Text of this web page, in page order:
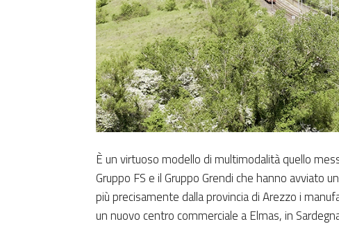
È un virtuoso modello di multimodalità quello
Gruppo FS e il Gruppo Grendi che hanno avviato
più precisamente dalla provincia di Arezzo i
un nuovo centro commerciale a Elmas, in